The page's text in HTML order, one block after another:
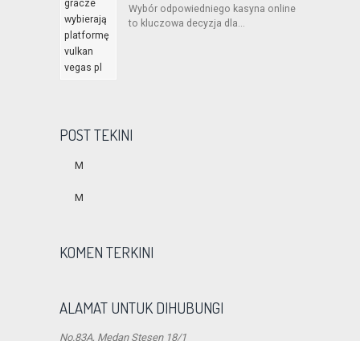
Wybór odpowiedniego kasyna online
to kluczowa decyzja dla...
POST TEKINI
M
M
KOMEN TERKINI
ALAMAT UNTUK DIHUBUNGI
No.83A, Medan Stesen 18/1